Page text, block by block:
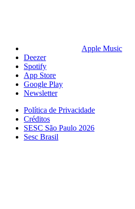
Apple Music
Deezer
Spotify
App Store
Google Play
Newsletter
Política de Privacidade
Créditos
SESC São Paulo 2026
Sesc Brasil